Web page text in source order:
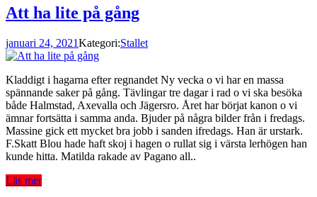
Att ha lite på gång
januari 24, 2021Kategori:Stallet
Kladdigt i hagarna efter regnandet Ny vecka o vi har en massa
spännande saker på gång. Tävlingar tre dagar i rad o vi ska besöka
både Halmstad, Axevalla och Jägersro. Året har börjat kanon o vi
ämnar fortsätta i samma anda. Bjuder på några bilder från i fredags.
Massine gick ett mycket bra jobb i sanden ifredags. Han är urstark.
F.Skatt Blou hade haft skoj i hagen o rullat sig i värsta lerhögen han
kunde hitta. Matilda rakade av Pagano all..
Läs mer